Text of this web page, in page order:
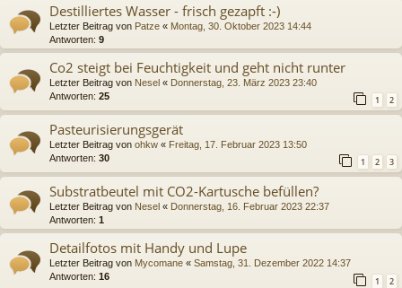
Destilliertes Wasser - frisch gezapft :-)
Letzter Beitrag von Patze « Montag, 30. Oktober 2023 14:44
Antworten: 9
Co2 steigt bei Feuchtigkeit und geht nicht runter
Letzter Beitrag von Nesel « Donnerstag, 23. März 2023 23:40
Antworten: 25 1 2
Pasteurisierungsgerät
Letzter Beitrag von ohkw « Freitag, 17. Februar 2023 13:50
Antworten: 30 1 2 3
Substratbeutel mit CO2-Kartusche befüllen?
Letzter Beitrag von Nesel « Donnerstag, 16. Februar 2023 22:37
Antworten: 1
Detailfotos mit Handy und Lupe
Letzter Beitrag von Mycomane « Samstag, 31. Dezember 2022 14:37
Antworten: 16 1 2